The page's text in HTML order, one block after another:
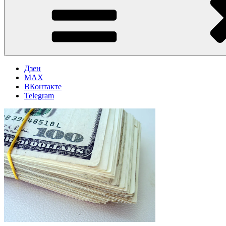
Дзен
MAX
ВКонтакте
Telegram